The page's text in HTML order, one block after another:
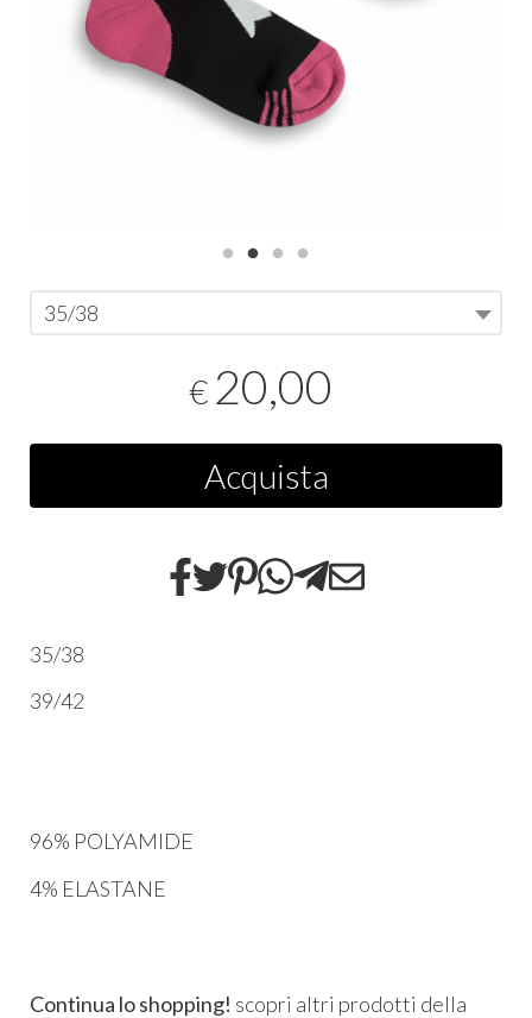
35/38
€ 20,00
Acquista
35/38
39/42
96% POLYAMIDE
4% ELASTANE
Continua lo shopping! scopri altri prodotti della